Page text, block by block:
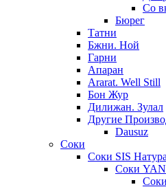
Со
Бюрег
Татни
Бжни. Ной
Гарни
Апаран
Ararat. Well Still
Бон Жур
Дилижан. Зулал
Другие
Dausuz
Соки
Соки SIS
Соки YAN